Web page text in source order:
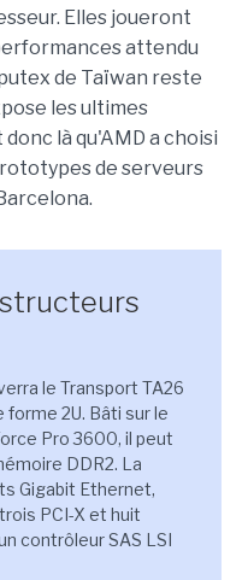
Elles joueront
attendu
de Taïwan reste
les ultimes
là qu'AMD a choisi
de serveurs
le Transport TA26
forme 2U. Bâti sur le
Pro 3600, il peut
DDR2. La
Gigabit Ethernet,
PCI-X et huit
contrôleur SAS LSI